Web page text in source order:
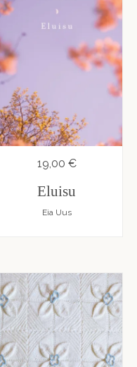
19,00 €
Eluisu
Eia Uus